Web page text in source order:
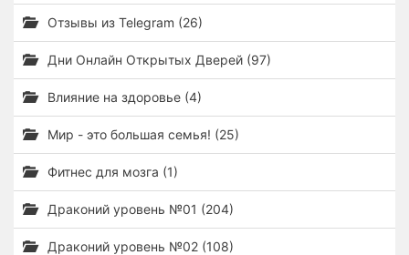
Отзывы из Telegram (26)
Дни Онлайн Открытых Дверей (97)
Влияние на здоровье (4)
Мир - это большая семья! (25)
Фитнес для мозга (1)
Драконий уровень №01 (204)
Драконий уровень №02 (108)